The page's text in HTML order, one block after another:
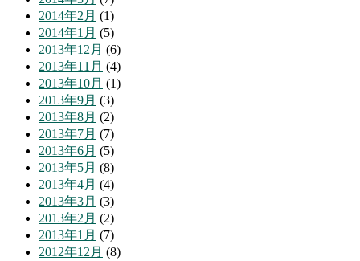
2014年2月 (1)
2014年1月 (5)
2013年12月 (6)
2013年11月 (4)
2013年10月 (1)
2013年9月 (3)
2013年8月 (2)
2013年7月 (7)
2013年6月 (5)
2013年5月 (8)
2013年4月 (4)
2013年3月 (3)
2013年2月 (2)
2013年1月 (7)
2012年12月 (8)